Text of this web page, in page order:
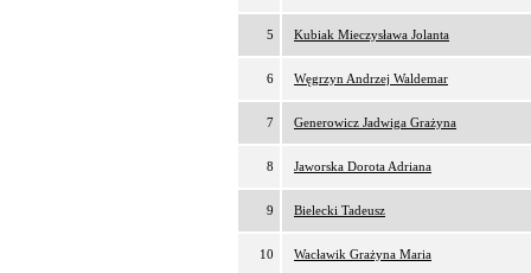
5 Kubiak Mieczysława Jolanta
6 Węgrzyn Andrzej Waldemar
7 Generowicz Jadwiga Grażyna
8 Jaworska Dorota Adriana
9 Bielecki Tadeusz
10 Wacławik Grażyna Maria